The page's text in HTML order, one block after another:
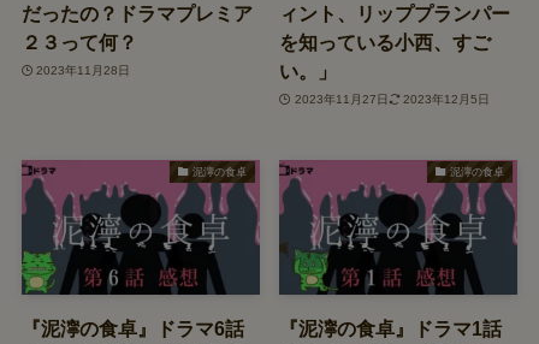
だったの？ドラマプレミア
２３って何？
2023年11月28日
ィント、リッププランパー
を知っている小西、すご
い。」
2023年11月27日 2023年12月5日
泥濘の食卓
『泥濘の食卓』ドラマ6話
泥濘の食卓
『泥濘の食卓』ドラマ1話